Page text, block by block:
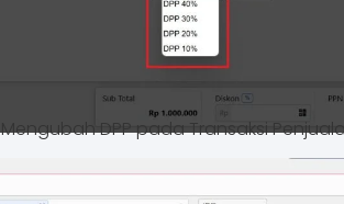
Mengubah DPP pada Transaksi